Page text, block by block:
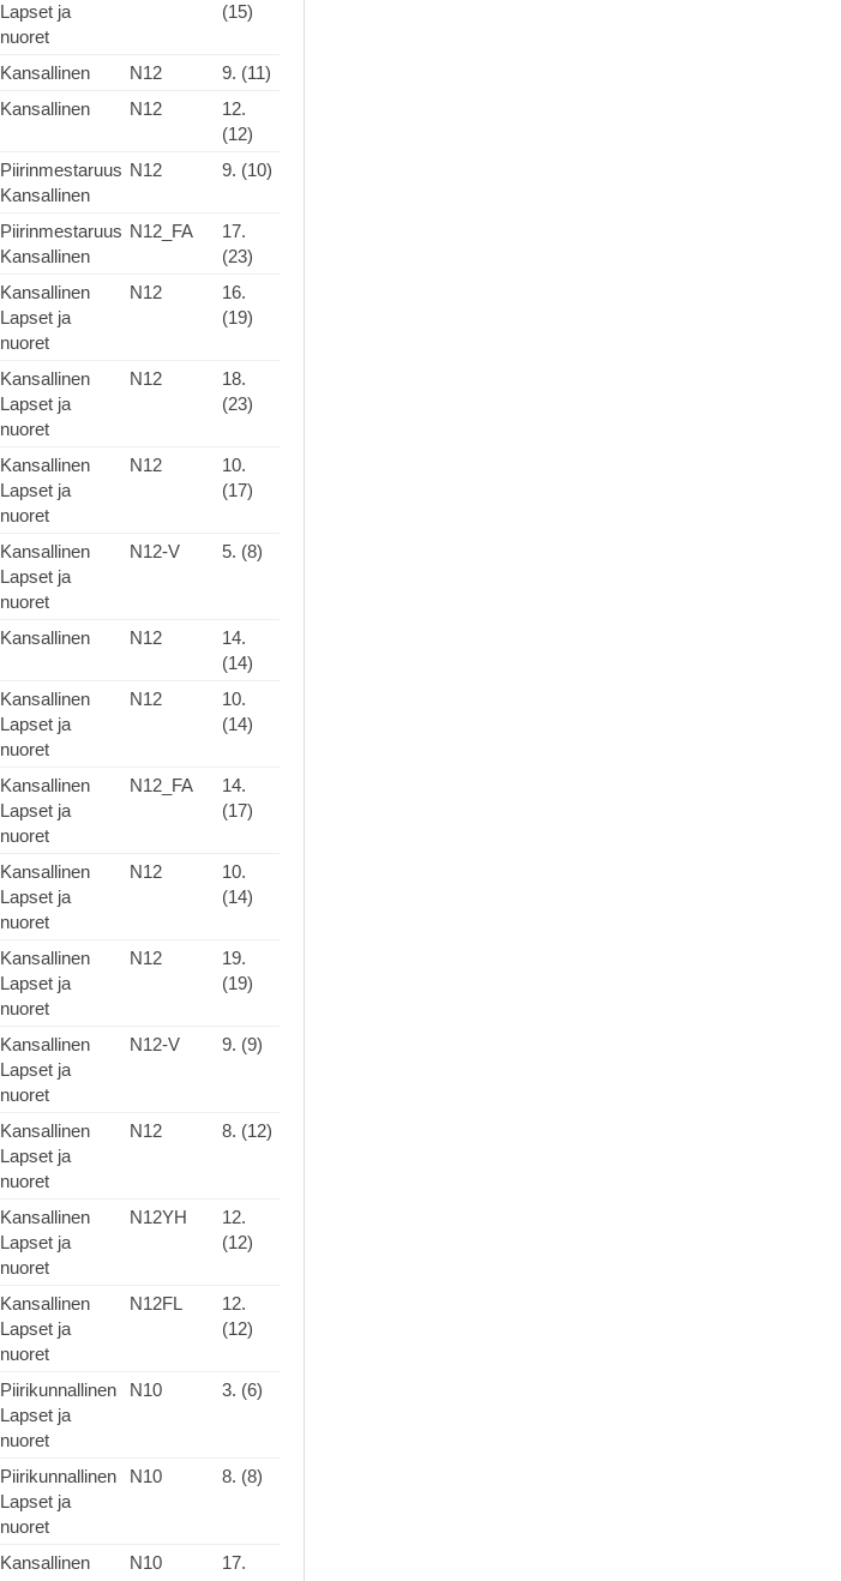
Lapset ja
nuoret
(15)
Kansallinen N12
9. (11)
Kansallinen N12
12.
(12)
Piirinmestaruus
Kansallinen
N12 9. (10)
Piirinmestaruus
Kansallinen
N12_FA
17.
(23)
Kansallinen
Lapset ja
nuoret
N12
16.
(19)
Kansallinen
Lapset ja
nuoret
N12
18.
(23)
Kansallinen
Lapset ja
nuoret
N12
10.
(17)
Kansallinen
Lapset ja
nuoret
N12-V 5. (8)
Kansallinen N12
14.
(14)
Kansallinen
Lapset ja
nuoret
N12
10.
(14)
Kansallinen
Lapset ja
nuoret
N12_FA
14.
(17)
Kansallinen
Lapset ja
nuoret
N12
10.
(14)
Kansallinen
Lapset ja
nuoret
N12
19.
(19)
Kansallinen
Lapset ja
nuoret
N12-V 9. (9)
Kansallinen
Lapset ja
nuoret
N12 8. (12)
Kansallinen
Lapset ja
nuoret
N12YH
12.
(12)
Kansallinen
Lapset ja
nuoret
N12FL
12.
(12)
Piirikunnallinen
Lapset ja
nuoret
N10 3. (6)
Piirikunnallinen
Lapset ja
nuoret
N10 8. (8)
Kansallinen N10
17.